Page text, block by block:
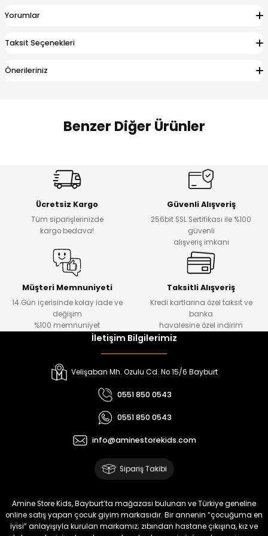
Yorumlar
Taksit Seçenekleri
Önerileriniz
Benzer Diğer Ürünler
Dantelya Kız Çocuk Tişört
Puba Unisex Kot 3’lü Takım
Urban Kız Çocuk Süveterli Tunik Gömlek Navi Kız Çocuk Kot Pantolon
₺ 650
Melra Kız Çocuk Kot Pantolon
%15
Tivon Kız Çocuk 3’lü Takım
₺ 2.340
Koren Kız Çocuk ve Bebek Tayt
₺ 320
₺ 250
Yeni
Koren Kız Çocuk ve Bebek Tayt
₺ 320
₺ 250
Ücretsiz Kargo
Tüm siparişlerinizde
kargo bedava!
Güvenli Alışveriş
256bit SSL Sertifikası ile %100
güvenli
alışveriş imkanı
Müşteri Memnuniyeti
14 Gün içerisinde kolay iade ve
değişim
%100 memnuniyet
Taksitli Alışveriş
Kredi kartlarına özel taksit ve
banka
havalesine özel indirim
İletişim Bilgilerimiz
Velişaban Mh. Ozulu Cd. No 15/6 Bayburt
0551 850 0543
0551 850 0543
info@aminestorekids.com
Sipariş Takibi
Amine Store Kids, Bayburt’ta mağazası bulunan ve Türkiye geneline
online satış yapan çocuk giyim markasıdır. Bir annenin “çocuğuma en
iyisi” anlayışıyla kurulan markamız; zıbından hastane çıkışına, kız ve
ve Taç